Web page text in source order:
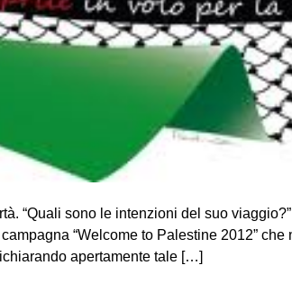
“Quali sono le intenzioni del suo
“Welcome to Palestine 2012” che
apertamente tale […]